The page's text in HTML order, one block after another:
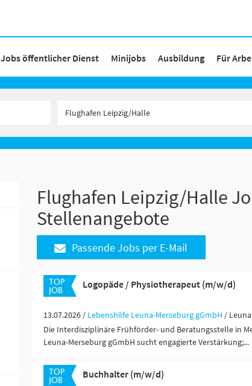
Jobs öffentlicher Dienst Minijobs Ausbildung Für
Flughafen Leipzig/Halle
Stellenangebote
Passende Jobs per E-Mail
Logopäde / Physiotherapeut (m/w/d)
13.07.2026 / Lebenshilfe Leuna-Merseburg gGmbH / Leuna
Die Interdisziplinäre Frühförder- und Beratungsstelle in
Leuna-Merseburg gGmbH sucht engagierte Verstärkung;...
Buchhalter (m/w/d)